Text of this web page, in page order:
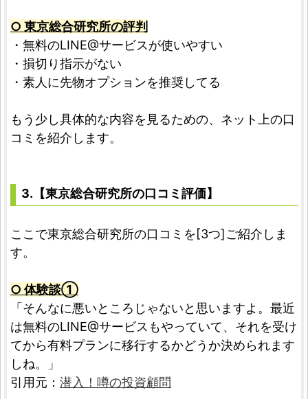
○ 東京総合研究所の評判
・無料のLINE@サービスが使いやすい
・損切り指示がない
・素人に先物オプションを推奨してる
もう少し具体的な内容を見るための、ネット上の口
コミを紹介します。
3.【東京総合研究所の口コミ評価】
ここで東京総合研究所の口コミを[3つ]ご紹介しま
す。
○ 体験談①
「そんなに悪いところじゃないと思いますよ。最近
は無料のLINE@サービスもやっていて、それを受け
てから有料プランに移行するかどうか決められます
しね。」
引用元： 潜入！噂の投資顧問